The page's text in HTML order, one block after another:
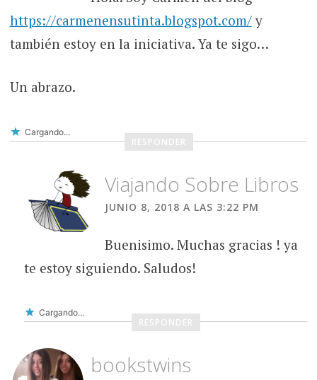
https://carmenensutinta.blogspot.com/y
también estoy en la iniciativa. Ya te sigo…
Un abrazo.
Cargando...
RESPONDER
Viajando Sobre Libros
JUNIO 8, 2018 A LAS 3:22 PM
Buenisimo. Muchas gracias ! ya
te estoy siguiendo. Saludos!
Cargando...
RESPONDER
bookstwins